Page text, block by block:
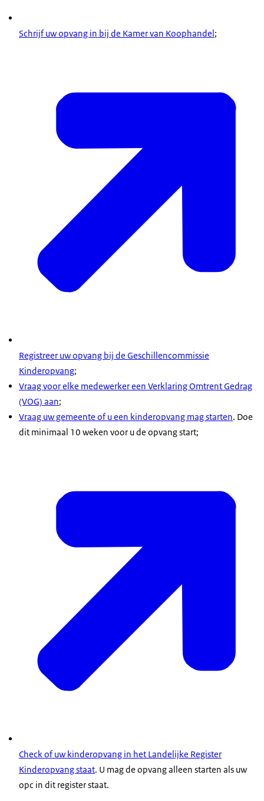
Schrijf uw opvang in bij de Kamer van Koophandel ;
Registreer uw opvang bij de Geschillencommissie
Kinderopvang;
Vraag voor elke medewerker een Verklaring Omtrent Gedrag
(VOG) aan;
Vraag uw gemeente of u een kinderopvang mag starten. Doe
dit minimaal 10 weken voor u de opvang start;
Check of uw kinderopvang in het Landelijke Register
Kinderopvang staat. U mag de opvang alleen starten als uw
opc in dit register staat.